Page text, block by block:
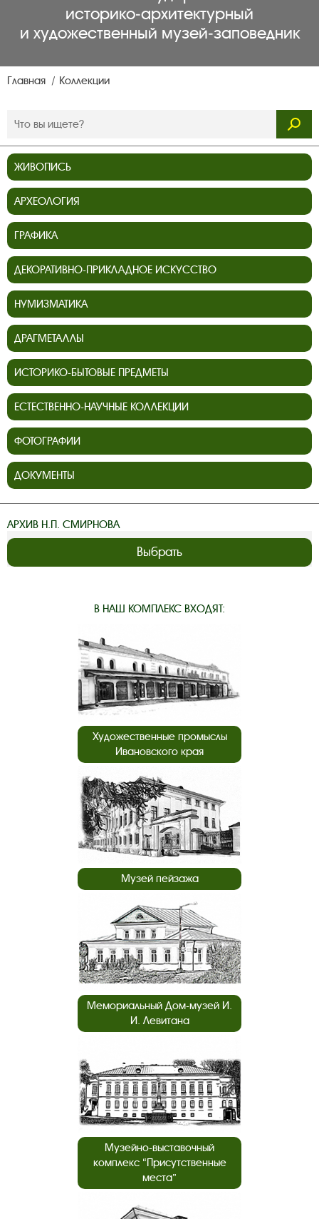
историко‑архитектурный
и художественный музей‑заповедник
Главная Коллекции
ЖИВОПИСЬ
АРХЕОЛОГИЯ
ГРАФИКА
ДЕКОРАТИВНО-ПРИКЛАДНОЕ ИСКУССТВО
НУМИЗМАТИКА
ДРАГМЕТАЛЛЫ
ИСТОРИКО-БЫТОВЫЕ ПРЕДМЕТЫ
ЕСТЕСТВЕННО-НАУЧНЫЕ КОЛЛЕКЦИИ
ФОТОГРАФИИ
ДОКУМЕНТЫ
АРХИВ Н.П. СМИРНОВА
Выбрать
В НАШ КОМПЛЕКС ВХОДЯТ:
Художественные промыслы
Ивановского края
Музей пейзажа
Мемориальный Дом-музей И.
И. Левитана
Музейно-выставочный
комплекс “Присутственные
места”